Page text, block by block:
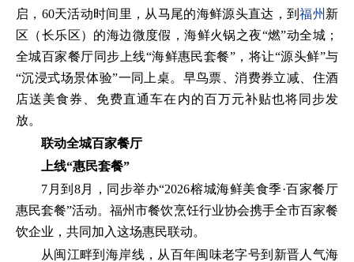
启，60天活动时间里，从马尾的海鲜源头直达，到福州 新
区（长乐区）的海边微度假，海鲜火锅之夜“燃”动全城；
全城百家餐厅同步上线“海鲜惠民套餐”，将让“源头鲜”与
“沉浸式场景体验”一同上桌。早鸟票、消费券立减、住酒
店送美食券、免费直通车在内的百万元补贴也将同步发
放。
联动全城百家餐厅
上线“惠民套餐”
7月到8月，同步举办“2026榕城海鲜美食季·百家餐厅
惠民套餐”活动。福州市餐饮烹饪行业协会携手全市百家餐
饮企业，共同加入这场惠民联动。
从闽江畔到海岸线，从百年闽味老字号到新晋人气海